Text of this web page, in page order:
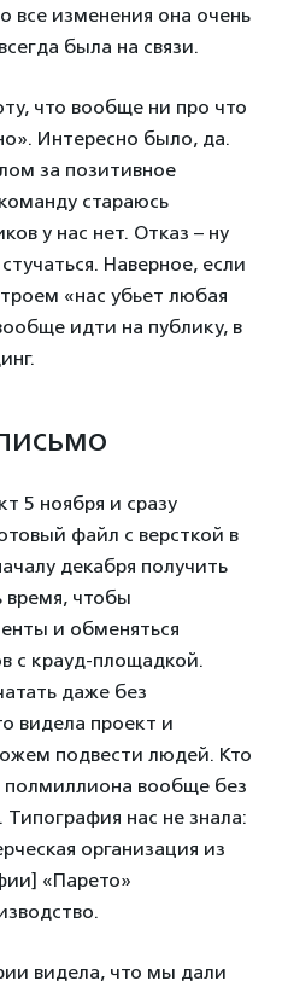
все изменения она очень
была на связи.
что вообще ни про что
Интересно было, да.
за позитивное
стараюсь
у нас нет. Отказ – ну
Наверное, если
«нас убьет любая
идти на публику, в
5 ноября и сразу
файл с версткой в
декабря получить
время, чтобы
и обменяться
с крауд-площадкой.
даже без
видела проект и
подвести людей. Кто
полмиллиона вообще без
нас не знала:
организация из
«Парето»
видела, что мы дали